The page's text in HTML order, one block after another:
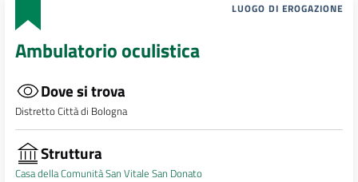
LUOGO DI EROGAZIONE
Ambulatorio oculistica
Dove si trova
Distretto Città di Bologna
Struttura
Casa della Comunità San Vitale San Donato